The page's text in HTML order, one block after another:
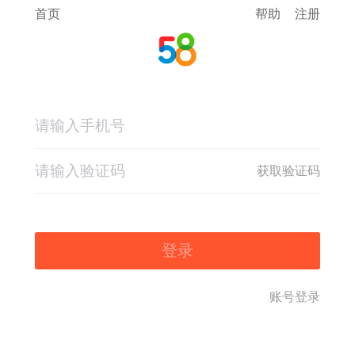
首页 帮助 注册
获取验证码
登录
账号登录